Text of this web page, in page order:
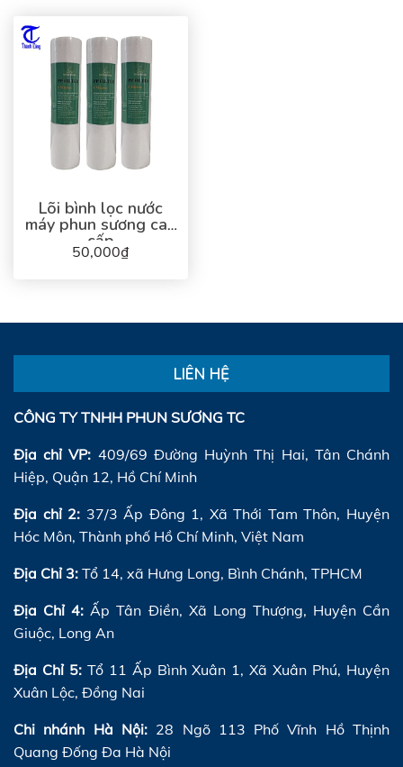
Lõi bình lọc nước
máy phun sương cao
cấp
50,000₫
LIÊN HỆ
CÔNG TY TNHH PHUN SƯƠNG TC
Địa chỉ VP: 409/69 Đường Huỳnh Thị Hai, Tân Chánh
Hiệp, Quận 12, Hồ Chí Minh
Địa chỉ 2: 37/3 Ấp Đông 1, Xã Thới Tam Thôn, Huyện
Hóc Môn, Thành phố Hồ Chí Minh, Việt Nam
Địa Chỉ 3: Tổ 14, xã Hưng Long, Bình Chánh, TPHCM
Địa Chỉ 4: Ấp Tân Điền, Xã Long Thượng, Huyện Cần
Giuộc, Long An
Địa Chỉ 5:Tổ 11 Ấp Bình Xuân 1, Xã Xuân Phú, Huyện
Xuân Lộc, Đồng Nai
Chi nhánh Hà Nội: 28 Ngõ 113 Phố Vĩnh Hồ Thịnh
Quang Đống Đa Hà Nội